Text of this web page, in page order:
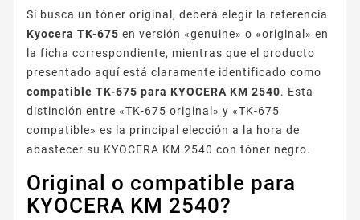
Si busca un tóner original, deberá elegir la referencia
Kyocera TK-675 en versión «genuine» o «original» en
la ficha correspondiente, mientras que el producto
presentado aquí está claramente identificado como
compatible TK-675 para KYOCERA KM 2540. Esta
distinción entre «TK-675 original» y «TK-675
compatible» es la principal elección a la hora de
abastecer su KYOCERA KM 2540 con tóner negro.
Original o compatible para
KYOCERA KM 2540?